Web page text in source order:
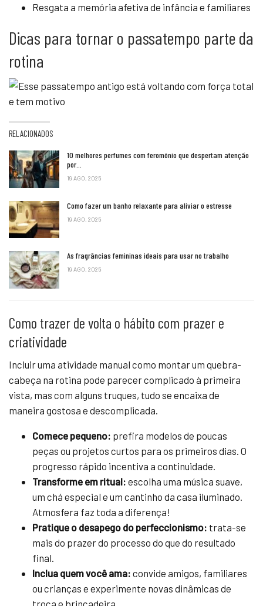
Resgata a memória afetiva de infância e familiares
Dicas para tornar o passatempo parte da
rotina
RELACIONADOS
10 melhores perfumes com feromônio que despertam atenção
por…
19 AGO, 2025
Como fazer um banho relaxante para aliviar o estresse
19 AGO, 2025
As fragrâncias femininas ideais para usar no trabalho
19 AGO, 2025
Como trazer de volta o hábito com prazer e
criatividade
Incluir uma atividade manual como montar um quebra-
cabeça na rotina pode parecer complicado à primeira
vista, mas com alguns truques, tudo se encaixa de
maneira gostosa e descomplicada.
Comece pequeno: prefira modelos de poucas
peças ou projetos curtos para os primeiros dias. O
progresso rápido incentiva a continuidade.
Transforme em ritual: escolha uma música suave,
um chá especial e um cantinho da casa iluminado.
Atmosfera faz toda a diferença!
Pratique o desapego do perfeccionismo: trata-se
mais do prazer do processo do que do resultado
final.
Inclua quem você ama: convide amigos, familiares
ou crianças e experimente novas dinâmicas de
troca e brincadeira.